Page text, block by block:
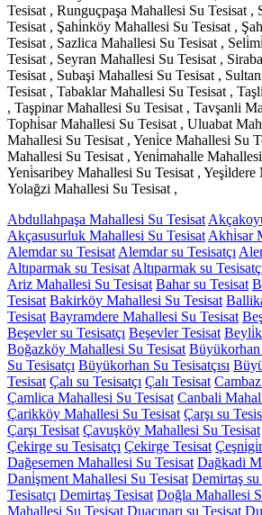
Tesisat , Runguçpaşa Mahallesi Su Tesisat ,
Tesisat , Şahi̇nköy Mahallesi Su Tesisat ,
Tesisat , Sazlica Mahallesi Su Tesisat ,
Tesisat , Seyran Mahallesi Su Tesisat ,
Tesisat , Subaşi Mahallesi Su Tesisat ,
Tesisat , Tabaklar Mahallesi Su Tesisat ,
, Taşpinar Mahallesi Su Tesisat , Tavşanli
Tophi̇sar Mahallesi Su Tesisat , Uluabat
Mahallesi Su Tesisat , Yeni̇ce Mahallesi Su
Mahallesi Su Tesisat , Yeni̇mahalle
Yeni̇saribey Mahallesi Su Tesisat , Yeşi̇ldere
Yolağzi Mahallesi Su Tesisat ,
Abdullahpaşa Mahallesi Su Tesisat
Akçasusurluk Mahallesi Su Tesisat Akhi̇sar
Alemdar su Tesisat Alemdar su Tesisatçı
Altıparmak su Tesisat Altıparmak su
Ariz Mahallesi Su Tesisat Bahar su Tesisat
Tesisat Bakirköy Mahallesi Su Tesisat
Tesisat Bayramdere Mahallesi Su Tesisat
Beşevler su Tesisatçı Beşevler Tesisat Beyli̇k
Boğazköy Mahallesi Su Tesisat Büyükorhan
Su Tesisatçı Büyükorhan Su Tesisatçısı
Tesisat Çalı su Tesisatçı Çalı Tesisat
Çamlica Mahallesi Su Tesisat Canbali
Çarikköy Mahallesi Su Tesisat Çarşı su
Çarşı Tesisat Çavuşköy Mahallesi Su Tesisat
Çekirge su Tesisatçı Çekirge Tesisat
Dağesemen Mahallesi Su Tesisat Dağkadi
Dani̇şment Mahallesi Su Tesisat Demirtaş su
Tesisatçı Demirtaş Tesisat Doğla Mahallesi
Mahallesi Su Tesisat Duaçınarı su Tesisat